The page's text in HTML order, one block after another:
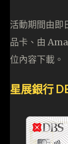
活動期間由即
品卡、由
位內容下載。
星展銀行